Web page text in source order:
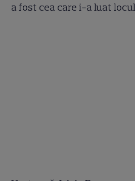
a fost cea care i-a luat